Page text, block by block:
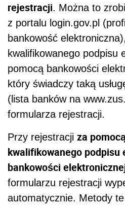
rejestracji. Można to
z portalu login.gov.pl
bankowość
kwalifikowanego podpisu
pomocą bankowości
który świadczy taką
(lista banków na
formularza rejestracji.
Przy rejestracji za
kwalifikowanego podpisu
bankowości
formularzu rejestracji
automatycznie. Metody